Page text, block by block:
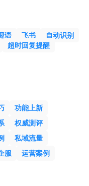
语 飞书
自动识别
超时回复提醒
功能上新
权威测评
私域流量
服 运营案例